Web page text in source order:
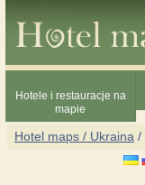
Hotele i restauracje na
mapie
Hotel maps / Ukraina /